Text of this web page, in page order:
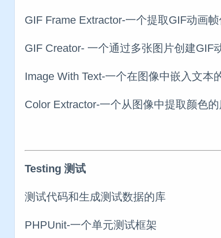
GIF Frame Extractor-一个提取GIF动画
GIF Creator- 一个通过多张图片创建GIF
Image With Text-一个在图像中嵌入文本
Color Extractor-一个从图像中提取颜色
Testing 测试
测试代码和生成测试数据的库
PHPUnit-一个单元测试框架